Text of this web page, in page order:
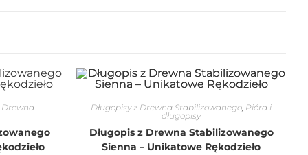
Drewna Długopisy z Drewna Stabilizowanego, Pióra i
długopisy
Długopis z Drewna Stabilizowanego
Sienna – Unikatowe Rękodzieło